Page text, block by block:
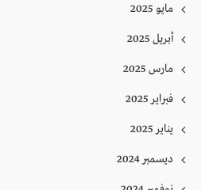
مايو 2025
أبريل 2025
مارس 2025
فبراير 2025
يناير 2025
ديسمبر 2024